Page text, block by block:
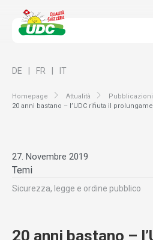
Homepage Attualità Pubblicazioni
20 anni bastano – l’UDC rifiuta il
DE FR IT
27. Novembre 2019
Temi
Sicurezza, legge e ordine pubblico
20 anni bastano –